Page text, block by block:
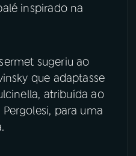
inspirado na
sugeriu ao
que adaptasse
atribuída ao
para uma